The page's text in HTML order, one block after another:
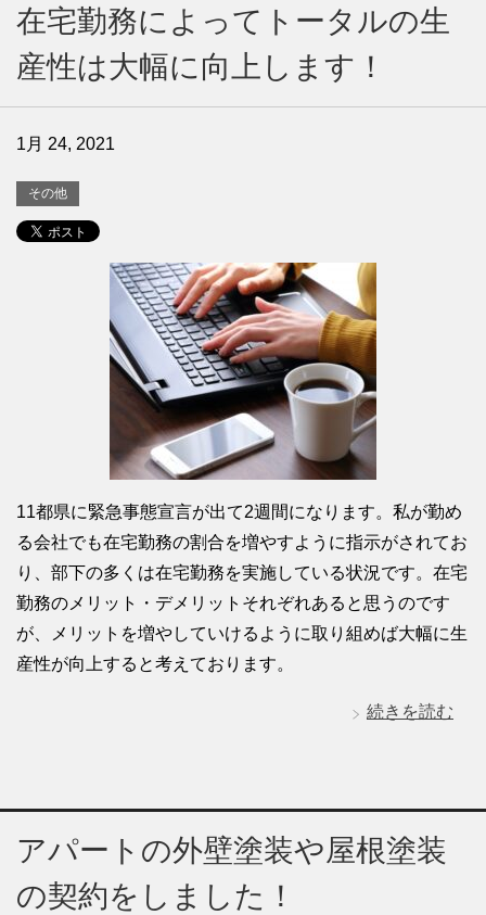
在宅勤務によってトータルの生
産性は大幅に向上します！
1月 24, 2021
その他
11都県に緊急事態宣言が出て2週間になります。私が勤め
る会社でも在宅勤務の割合を増やすように指示がされてお
り、部下の多くは在宅勤務を実施している状況です。在宅
勤務のメリット・デメリットそれぞれあると思うのです
が、メリットを増やしていけるように取り組めば大幅に生
産性が向上すると考えております。
続きを読む
アパートの外壁塗装や屋根塗装
の契約をしました！